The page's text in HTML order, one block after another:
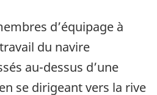
d’équipage à
du navire
au-dessus d’une
se dirigeant vers la rive